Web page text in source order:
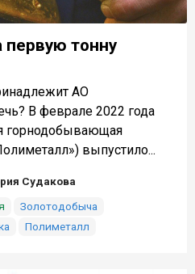
тонну
АО
В феврале 2022 года
горнодобывающая
выпустило...
Судакова
Золотодобыча
Полиметалл